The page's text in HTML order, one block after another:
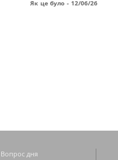
Як це було - 12/06/26
Вопрос дня